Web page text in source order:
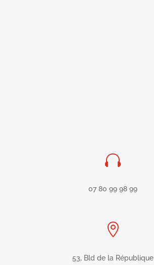

07 80 99 98 99

53, Bld de la République